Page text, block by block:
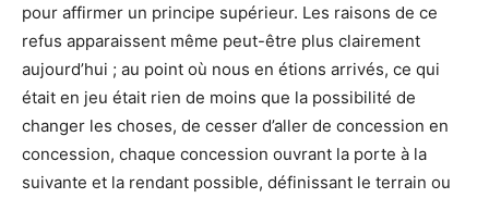
pour affirmer un principe supérieur. Les raisons de ce
refus apparaissent même peut-être plus clairement
aujourd’hui ; au point où nous en étions arrivés, ce qui
était en jeu était rien de moins que la possibilité de
changer les choses, de cesser d’aller de concession en
concession, chaque concession ouvrant la porte à la
suivante et la rendant possible, définissant le terrain ou